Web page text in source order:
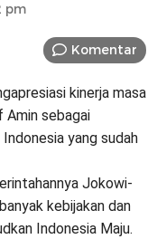
pm
Komentar
kinerja masa
Amin sebagai
yang sudah
Jokowi-
kebijakan dan
Indonesia Maju.